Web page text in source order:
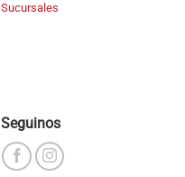
Sucursales
Seguinos